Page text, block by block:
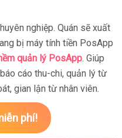
nghiệp. Quán sẽ xuất
bị máy tính tiền PosApp
quản lý PosApp. Giúp
cáo thu-chi, quản lý từ
gian lận từ nhân viên.
phí!